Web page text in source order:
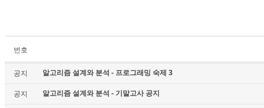
번호
공지 알고리즘 설계와 분석 - 프로그래밍 숙제 3
공지 알고리즘 설계와 분석 - 기말고사 공지